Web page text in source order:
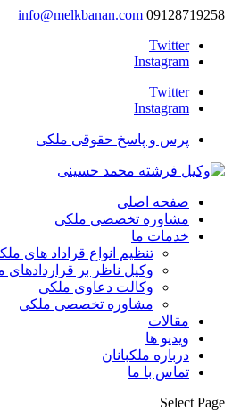
09128719258
info@melkbanan.com
Twitter
Instagram
Twitter
Instagram
پرس و پاسخ حقوقی ملکی
صفحه اصلی
مشاوره تخصصی ملکی
خدمات ما
تنظیم انواع قراداد های
وکیل ناظر بر قراردادهای
وکالت دعاوی ملکی
مشاوره تخصصی ملکی
مقالات
ویدیو ها
درباره ملکبانان
تماس با ما
Select Page